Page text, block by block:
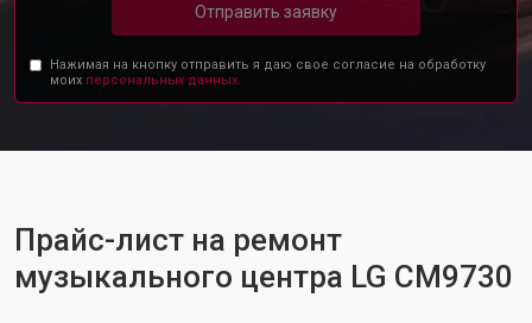
Отправить заявку
Нажимая на кнопку отправить я даю свое согласие на обработку
моих персональных данных.
Прайс-лист на ремонт
музыкального центра LG CM9730